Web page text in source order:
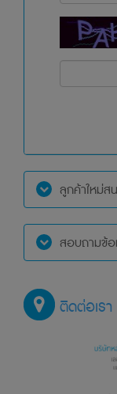
ลูกค้าใหม่ส
สอบถามข้
ติดต่อเรา
หรือทรัพย์สิ
ระบบงานที่
ความเป็นธร
การวัดผลกา
ขึ้นตามมาต
ดำเนินงานใ
สำหรับกองทุ
ยาว
12.1 ผู้ลงทุ
โอน จำนำ หรื
12.2 ผู้ถือหน่
ประโยชน์ทา
บริษัทจัดก
ตนเองได้
ๆ ที่สมาคม